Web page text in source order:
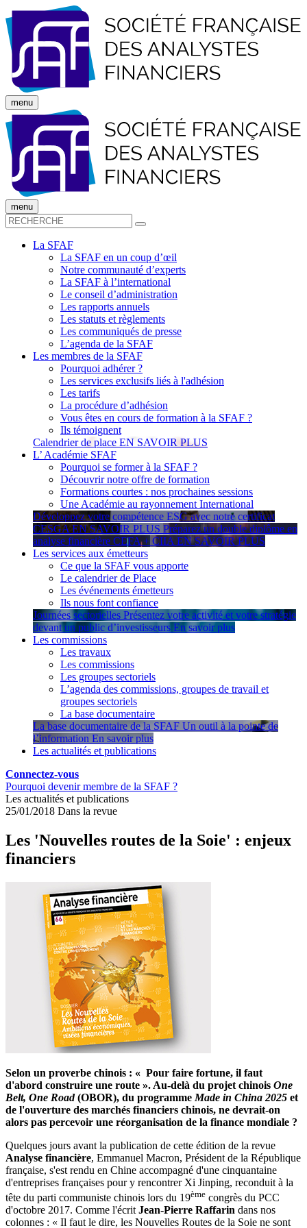
menu
menu
La SFAF
La SFAF en un coup d’œil
Notre communauté d’experts
La SFAF à l’international
Le conseil d’administration
Les rapports annuels
Les statuts et règlements
Les communiqués de presse
L’agenda de la SFAF
Les membres de la SFAF
Pourquoi adhérer ?
Les services exclusifs liés à l'adhésion
Les tarifs
La procédure d’adhésion
Vous êtes en cours de formation à la SFAF ?
Ils témoignent
Calendrier de place EN SAVOIR PLUS
L’ Académie SFAF
Pourquoi se former à la SFAF ?
Découvrir notre offre de formation
Formations courtes : nos prochaines sessions
Une Académie au rayonnement International
Développez votre compétence ESG avec notre certificat
CESGA EN SAVOIR PLUS Préparez un double diplôme en
analyse financière CEFA + CIIA EN SAVOIR PLUS
Les services aux émetteurs
Ce que la SFAF vous apporte
Le calendrier de Place
Les événements émetteurs
Ils nous font confiance
Journées sectorielles Présentez votre activité et votre stratégie
devant un public d’investisseurs En savoir plus
Les commissions
Les travaux
Les commissions
Les groupes sectoriels
L’agenda des commissions, groupes de travail et
groupes sectoriels
La base documentaire
La base documentaire de la SFAF Un outil à la pointe de
l’information En savoir plus
Les actualités et publications
Connectez-vous
Pourquoi devenir membre de la SFAF ?
Les actualités et publications
25/01/2018 Dans la revue
Les 'Nouvelles routes de la Soie' : enjeux
financiers
Selon un proverbe chinois : « Pour faire fortune, il faut
d'abord construire une route ». Au-delà du projet chinois One
Belt, One Road(OBOR), du programme Made in China 2025 et
de l'ouverture des marchés financiers chinois, ne devrait-on
alors pas percevoir une réorganisation de la finance mondiale ?
Quelques jours avant la publication de cette édition de la revue
Analyse financière, Emmanuel Macron, Président de la République
française, s'est rendu en Chine accompagné d'une cinquantaine
d'entreprises françaises pour y rencontrer Xi Jinping, reconduit à la
tête du parti communiste chinois lors du 19ème congrès du PCC
d'octobre 2017. Comme l'écrit Jean-Pierre Raffarin dans nos
colonnes : « Il faut le dire, les Nouvelles Routes de la Soie ne sont